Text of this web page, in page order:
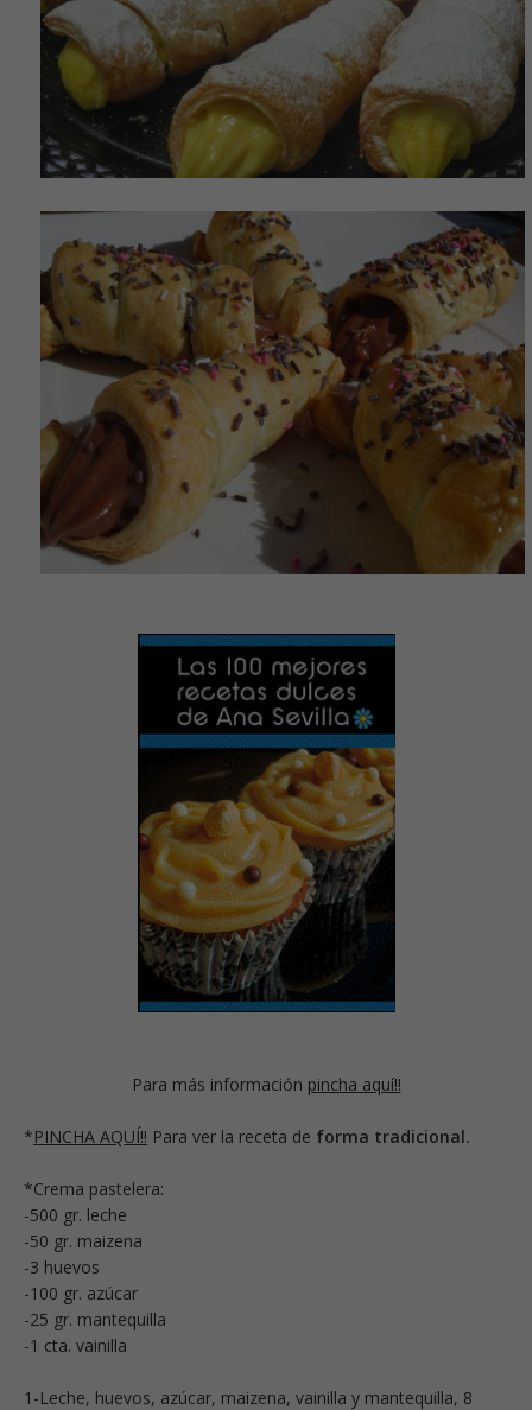
Para más información pincha aquí!!
*PINCHA AQUÍ!! Para ver la receta de forma tradicional.
*Crema pastelera:
-500 gr. leche
-50 gr. maizena
-3 huevos
-100 gr. azúcar
-25 gr. mantequilla
-1 cta. vainilla
1-Leche, huevos, azúcar, maizena, vainilla y mantequilla, 8